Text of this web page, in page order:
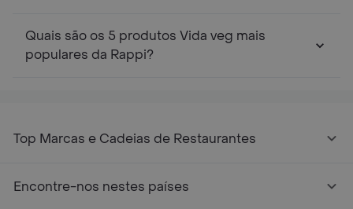
Quais são os 5 produtos Vida veg mais
populares da Rappi?
Top Marcas e Cadeias de Restaurantes
Encontre-nos nestes países